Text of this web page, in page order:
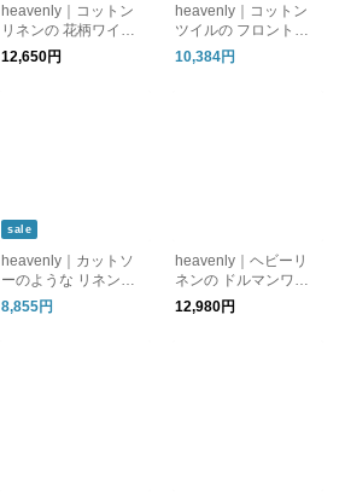
heavenly｜コットン
リネンの 花柄ワイド
パンツ
12,650円
heavenly｜コットン
ツイルの フロントポ
ケットパンツ
10,384円
sale
heavenly｜カットソ
ーのような リネンプ
ルオーバー
8,855円
heavenly｜ヘビーリ
ネンの ドルマンワイ
ドプルオーバー
12,980円